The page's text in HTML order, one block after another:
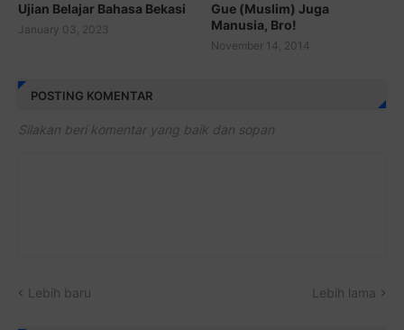
Ujian Belajar Bahasa Bekasi
January 03, 2023
Gue (Muslim) Juga
Manusia, Bro!
November 14, 2014
POSTING KOMENTAR
Silakan beri komentar yang baik dan sopan
Lebih baru Lebih lama